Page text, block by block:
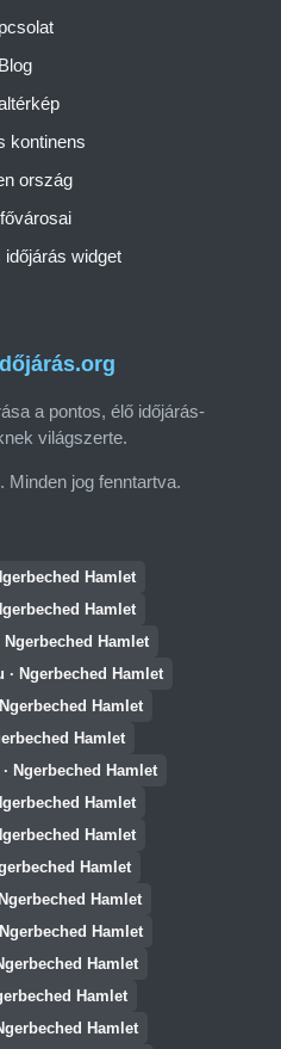
a pontos, élő időjárás-
világszerte.
Minden jog fenntartva.
Blog
kontinens
ország
időjárás widget
Hamlet
Hamlet
Ngerbeched Hamlet
· Ngerbeched Hamlet
Hamlet
Hamlet
Ngerbeched Hamlet
Hamlet
Hamlet
Hamlet
Hamlet
Hamlet
Hamlet
Hamlet
Hamlet